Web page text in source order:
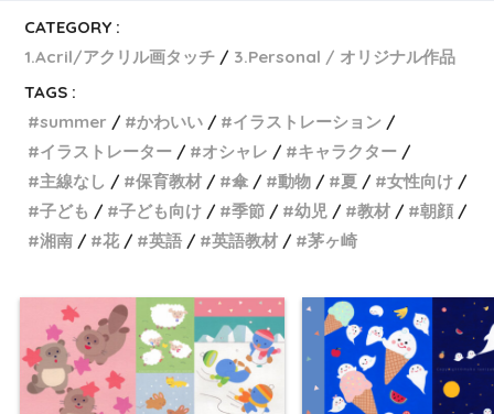
CATEGORY :
1.Acril/アクリル画タッチ
3.Personal / オリジナル作品
TAGS :
summer
かわいい
イラストレーション
イラストレーター
オシャレ
キャラクター
主線なし
保育教材 傘 動物 夏
女性向け
子ども
子ども向け 季節 幼児 教材
朝顔
湘南
花 英語 英語教材 茅ヶ崎